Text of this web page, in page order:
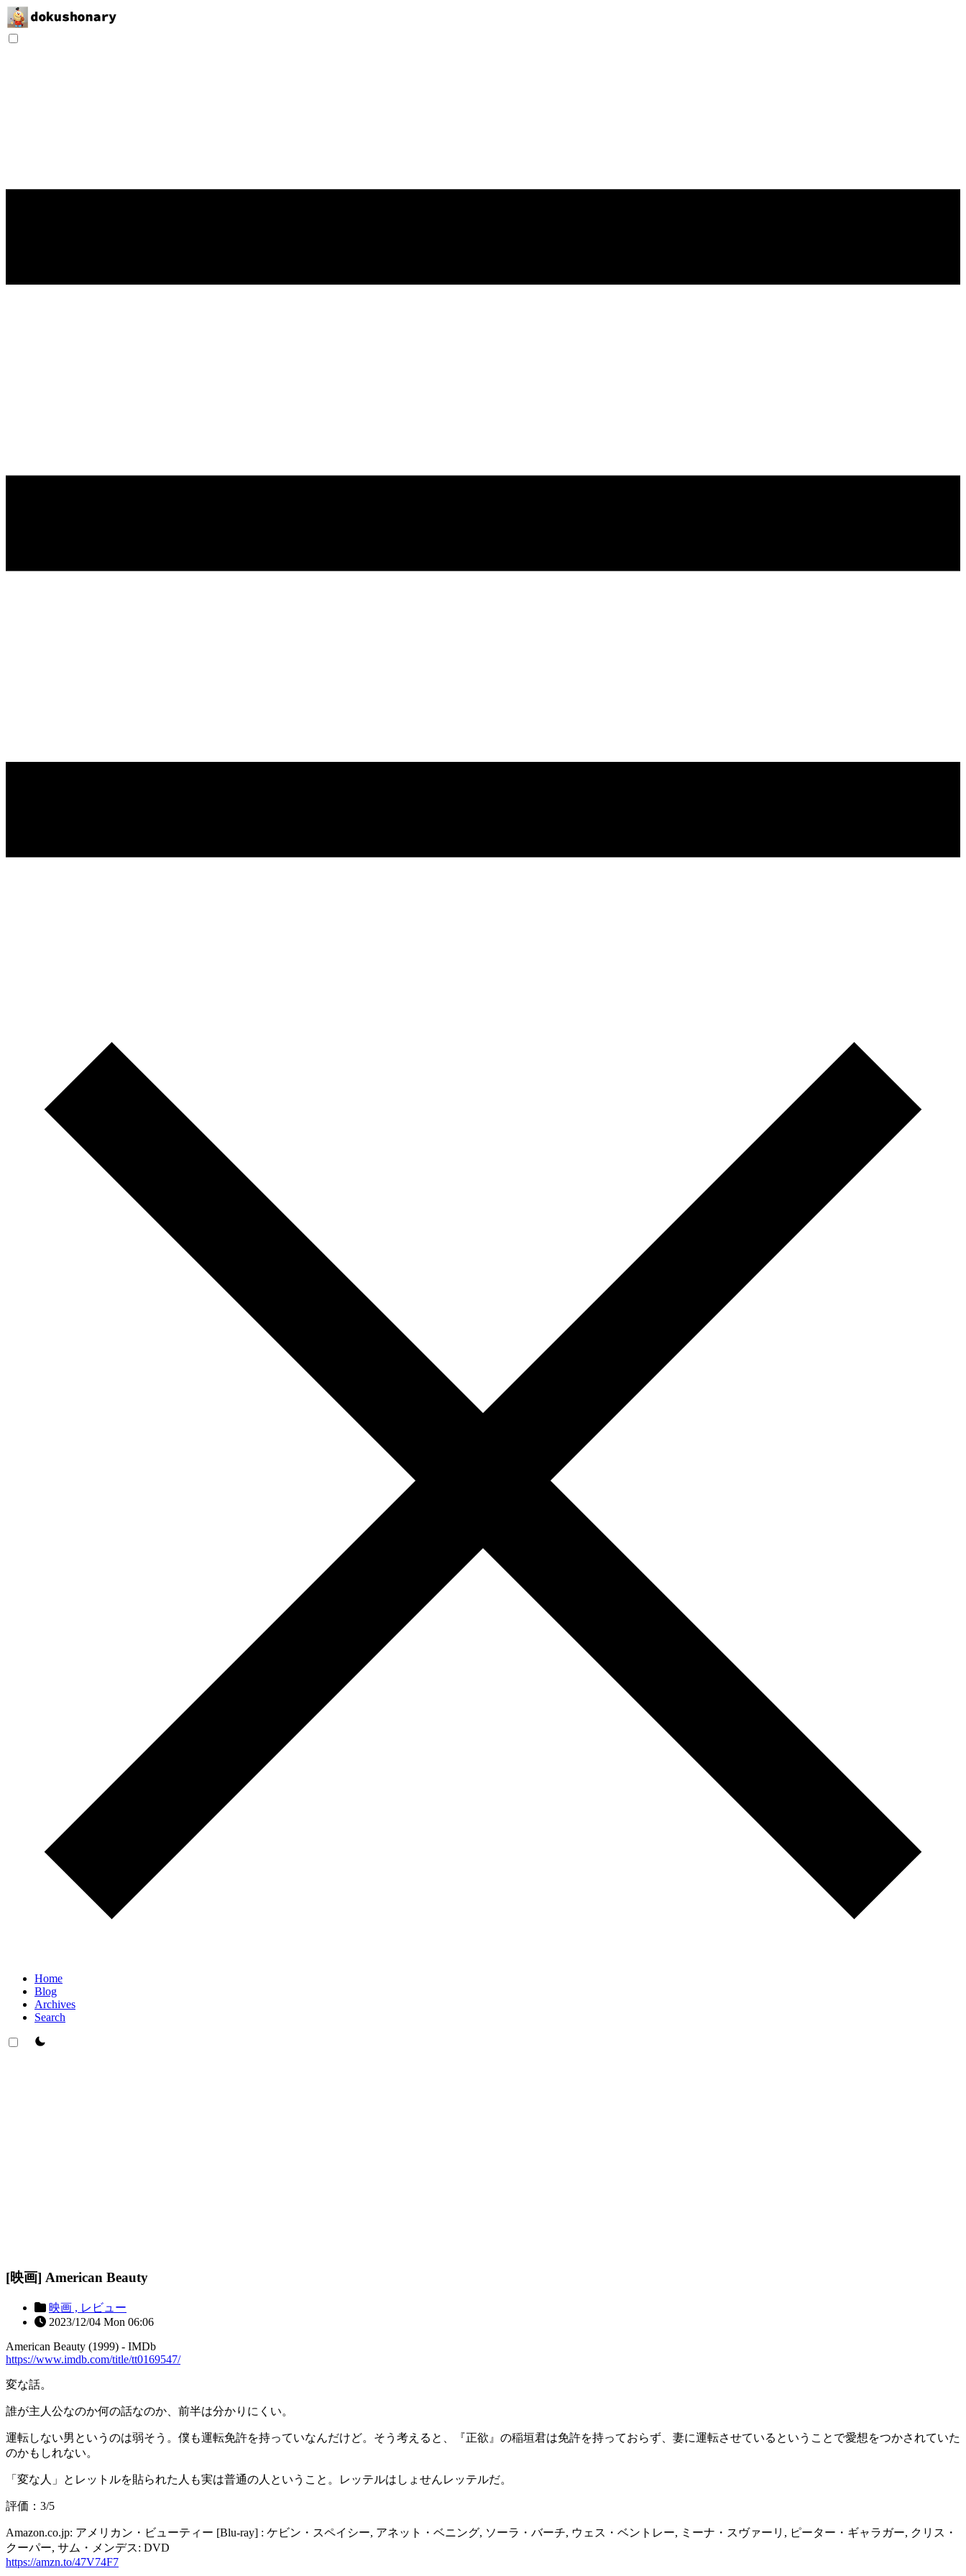
Home
Blog
Archives
Search
theme switcher
[映画] American Beauty
映画 , レビュー
2023/12/04 Mon 06:06
American Beauty (1999) - IMDb
https://www.imdb.com/title/tt0169547/
変な話。
誰が主人公なのか何の話なのか、前半は分かりにくい。
運転しない男というのは弱そう。僕も運転免許を持っていなんだけど。そう考えると、『正欲』の稲垣君は免許を持っておらず、妻に運転させているということで愛想をつかされていた
のかもしれない。
「変な人」とレットルを貼られた人も実は普通の人ということ。レッテルはしょせんレッテルだ。
評価：3/5
Amazon.co.jp: アメリカン・ビューティー [Blu-ray] : ケビン・スペイシー, アネット・ベニング, ソーラ・バーチ, ウェス・ベントレー, ミーナ・スヴァーリ, ピーター・ギャラガー, クリス・
クーパー, サム・メンデス: DVD
https://amzn.to/47V74F7